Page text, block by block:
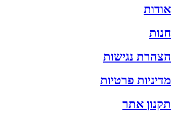
אודות
חנות
הצהרת נגישות
מדיניות פרטיות
תקנון אתר